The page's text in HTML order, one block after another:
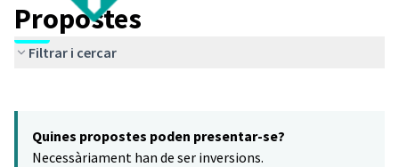
Propostes
Filtrar i cercar
−
Quines propostes poden presentar-se?
Necessàriament han de ser inversions.